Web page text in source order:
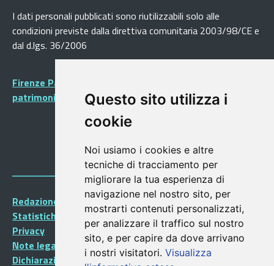
Questo sito utilizza i
cookie
Noi usiamo i cookies e altre
tecniche di tracciamento per
migliorare la tua esperienza di
navigazione nel nostro sito, per
mostrarti contenuti personalizzati,
per analizzare il traffico sul nostro
sito, e per capire da dove arrivano
i nostri visitatori. Visualizza
I dati personali pubblicati sono riutilizzabili solo alle
condizioni previste dalla direttiva comunitaria 2003/98/CE e
dal d.lgs. 36/2006
Firenze Patrimonio Mondiale - Centro storico di Firenze
patrimonio dell’Umanità
Redazione Portalegiovani
Statistiche
Privacy
Note legali
Dichiarazione di accessibilità